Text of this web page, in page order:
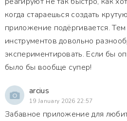
когда стараешься создать
приложение подёргивается.
инструментов довольно
экспериментировать. Если бы
было бы вообще супер!
arcius
19 January 2026 22:57
Забавное приложение для